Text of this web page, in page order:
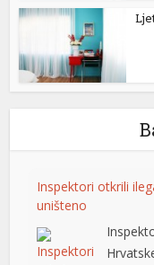
Inspektori otkrili
uništeno